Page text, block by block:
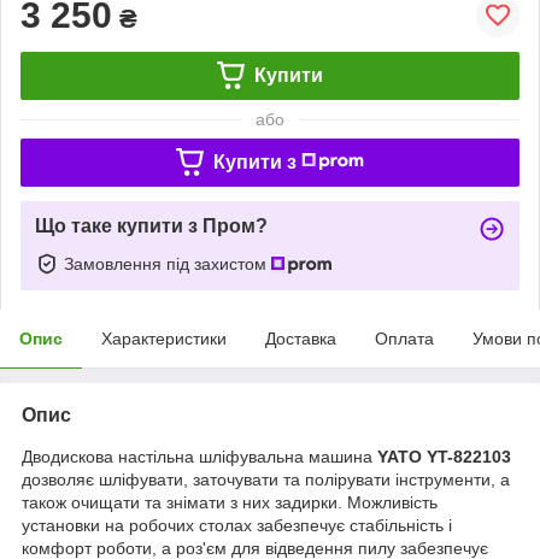
3 250 ₴
Купити
або
Купити з
Що таке купити з Пром?
Замовлення під захистом
Опис Характеристики Доставка Оплата Умови
Опис
Дводискова настільна шліфувальна машина YATO YT-822103
дозволяє шліфувати, заточувати та полірувати інструменти, а
також очищати та знімати з них задирки. Можливість
установки на робочих столах забезпечує стабільність і
комфорт роботи, а роз'єм для відведення пилу забезпечує